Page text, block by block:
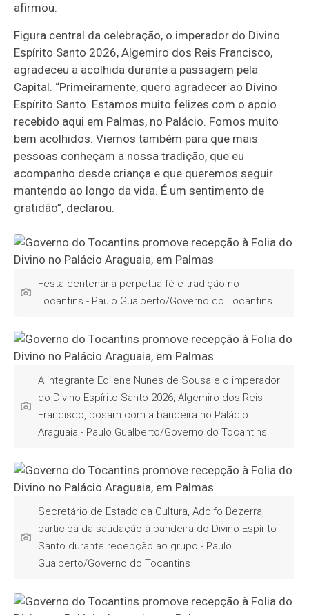
afirmou.
Figura central da celebração, o imperador do Divino
Espírito Santo 2026, Algemiro dos Reis Francisco,
agradeceu a acolhida durante a passagem pela
Capital. “Primeiramente, quero agradecer ao Divino
Espírito Santo. Estamos muito felizes com o apoio
recebido aqui em Palmas, no Palácio. Fomos muito
bem acolhidos. Viemos também para que mais
pessoas conheçam a nossa tradição, que eu
acompanho desde criança e que queremos seguir
mantendo ao longo da vida. É um sentimento de
gratidão”, declarou.
Festa centenária perpetua fé e tradição no
Tocantins - Paulo Gualberto/Governo do Tocantins
A integrante Edilene Nunes de Sousa e o imperador
do Divino Espírito Santo 2026, Algemiro dos Reis
Francisco, posam com a bandeira no Palácio
Araguaia - Paulo Gualberto/Governo do Tocantins
Secretário de Estado da Cultura, Adolfo Bezerra,
participa da saudação à bandeira do Divino Espírito
Santo durante recepção ao grupo - Paulo
Gualberto/Governo do Tocantins